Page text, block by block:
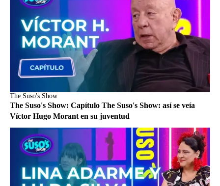
The Suso's Show
The Suso's Show: Capítulo The Suso's Show: así se veía
Víctor Hugo Morant en su juventud